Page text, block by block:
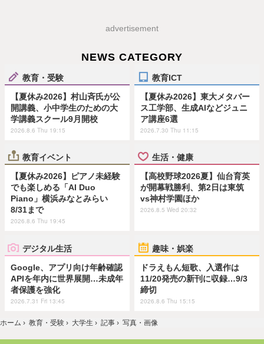
advertisement
NEWS CATEGORY
教育・受験
【夏休み2026】村山斉氏が公
開講義、小中学生のための大
学講義スクール9月開校
2026.8.6 Thu 19:15
教育ICT
【夏休み2026】東大メタバー
ス工学部、生成AIなどジュニ
ア講座6選
2026.7.30 Thu 11:15
教育イベント
【夏休み2026】ピアノ未経験
でも楽しめる「AI Duo
Piano」横浜みなとみらい
8/31まで
2026.8.6 Thu 19:45
生活・健康
【高校野球2026夏】仙台育英
が開幕戦勝利、第2日は東筑
vs神村学園ほか
2026.8.5 Wed 20:32
デジタル生活
Google、アプリ向け年齢確認
APIを年内に世界展開…未成年
者保護を強化
2026.7.31 Fri 13:45
趣味・娯楽
ドラえもん短歌、入選作は
11/20発売の新刊に収録…9/3
締切
2026.8.6 Thu 15:15
ホーム › 教育・受験 › 大学生 › 記事 › 写真・画像